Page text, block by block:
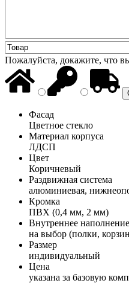
Пожалуйста, докажите, что
Фасад
Цветное стекло
Материал корпуса
ЛДСП
Цвет
Коричневый
Раздвижная система
алюминиевая,
Кромка
ПВХ (0,4 мм, 2 мм)
Внутреннее наполнение
на выбор (полки,
Размер
индивидуальный
Цена
указана за базовую